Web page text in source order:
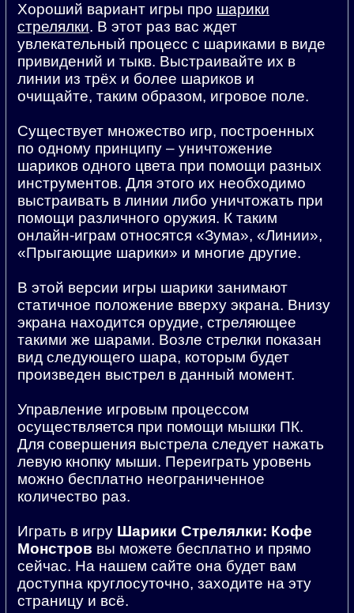
Хороший вариант игры про шарики
стрелялки. В этот раз вас ждет
увлекательный процесс с шариками в виде
привидений и тыкв. Выстраивайте их в
линии из трёх и более шариков и
очищайте, таким образом, игровое поле.
Существует множество игр, построенных
по одному принципу – уничтожение
шариков одного цвета при помощи разных
инструментов. Для этого их необходимо
выстраивать в линии либо уничтожать при
помощи различного оружия. К таким
онлайн-играм относятся «Зума», «Линии»,
«Прыгающие шарики» и многие другие.
В этой версии игры шарики занимают
статичное положение вверху экрана. Внизу
экрана находится орудие, стреляющее
такими же шарами. Возле стрелки показан
вид следующего шара, которым будет
произведен выстрел в данный момент.
Управление игровым процессом
осуществляется при помощи мышки ПК.
Для совершения выстрела следует нажать
левую кнопку мыши. Переиграть уровень
можно бесплатно неограниченное
количество раз.
Играть в игру Шарики Стрелялки: Кофе
Монстров вы можете бесплатно и прямо
сейчас. На нашем сайте она будет вам
доступна круглосуточно, заходите на эту
страницу и всё.